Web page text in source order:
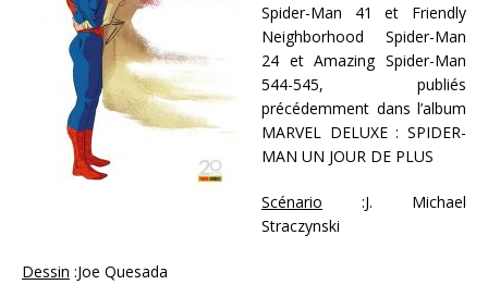
Spider-Man 41 et Friendly
Neighborhood Spider-Man
24 et Amazing Spider-Man
544-545, publiés
précédemment dans l’album
MARVEL DELUXE : SPIDER-
MAN UN JOUR DE PLUS
Scénario :J. Michael
Straczynski
Dessin :Joe Quesada